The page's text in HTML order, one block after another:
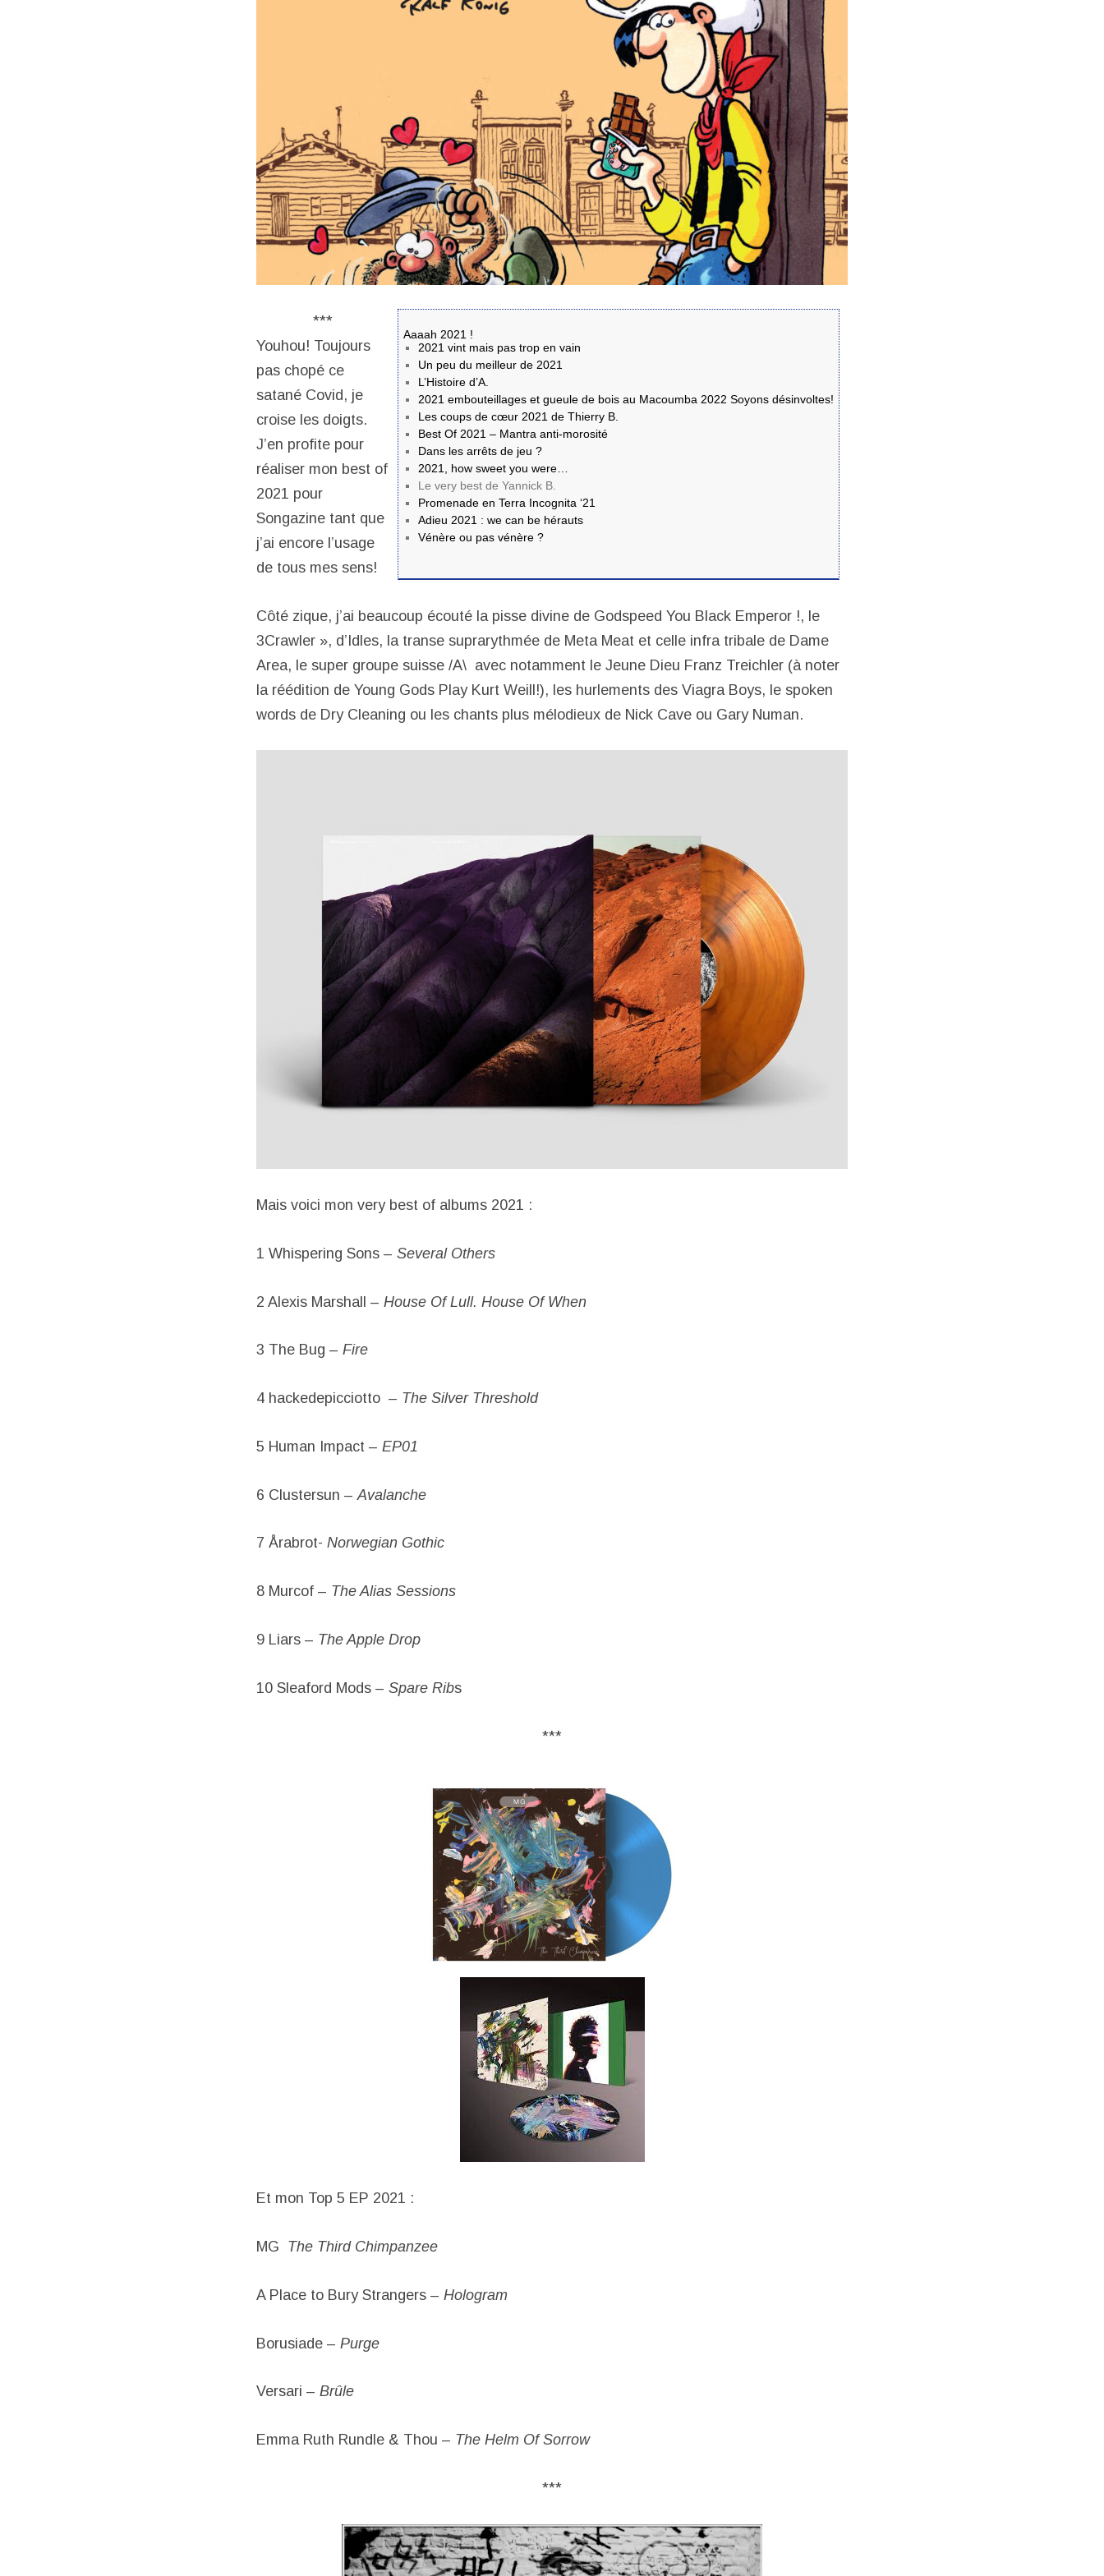
Aaaah 2021 !
2021 vint mais pas trop en vain
Un peu du meilleur de 2021
L’Histoire d’A.
2021 embouteillages et gueule de bois au Macoumba 2022 Soyons désinvoltes!
Les coups de cœur 2021 de Thierry B.
Best Of 2021 – Mantra anti-morosité
Dans les arrêts de jeu ?
2021, how sweet you were…
Le very best de Yannick B.
Promenade en Terra Incognita ‘21
Adieu 2021 : we can be hérauts
Vénère ou pas vénère ?
***
Youhou! Toujours
pas chopé ce
satané Covid, je
croise les doigts.
J’en profite pour
réaliser mon best of
2021 pour
Songazine tant que
j’ai encore l’usage
de tous mes sens!
Côté zique, j’ai beaucoup écouté la pisse divine de Godspeed You Black Emperor !, le
3Crawler », d’Idles, la transe suprarythmée de Meta Meat et celle infra tribale de Dame
Area, le super groupe suisse /A\ avec notamment le Jeune Dieu Franz Treichler (à noter
la réédition de Young Gods Play Kurt Weill!), les hurlements des Viagra Boys, le spoken
words de Dry Cleaning ou les chants plus mélodieux de Nick Cave ou Gary Numan.
Mais voici mon very best of albums 2021 :
1 Whispering Sons – Several Others
2 Alexis Marshall – House Of Lull. House Of When
3 The Bug – Fire
4 hackedepicciotto – The Silver Threshold
5 Human Impact – EP01
6 Clustersun – Avalanche
7 Årabrot- Norwegian Gothic
8 Murcof – The Alias Sessions
9 Liars – The Apple Drop
10 Sleaford Mods – Spare Ribs
***
Et mon Top 5 EP 2021 :
MG The Third Chimpanzee
A Place to Bury Strangers – Hologram
Borusiade – Purge
Versari – Brûle
Emma Ruth Rundle & Thou – The Helm Of Sorrow
***